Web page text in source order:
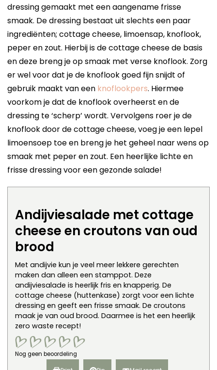
dressing gemaakt met een aangename frisse
smaak. De dressing bestaat uit slechts een paar
ingrediënten; cottage cheese, limoensap, knoflook,
peper en zout. Hierbij is de cottage cheese de basis
en deze breng je op smaak met verse knoflook. Zorg
er wel voor dat je de knoflook goed fijn snijdt of
gebruik maakt van een knoflookpers. Hiermee
voorkom je dat de knoflook overheerst en de
dressing te ‘scherp’ wordt. Vervolgens roer je de
knoflook door de cottage cheese, voeg je een lepel
limoensoep toe en breng je het geheel naar wens op
smaak met peper en zout. Een heerlijke lichte en
frisse dressing voor een gezonde salade!
Andijviesalade met cottage
cheese en croutons van oud
brood
Met andijvie kun je veel meer lekkere gerechten
maken dan alleen een stamppot. Deze
andijviesalade is heerlijk fris en knapperig. De
cottage cheese (huttenkase) zorgt voor een lichte
dressing en geeft een frisse smaak. De croutons
maak je van oud brood. Daarmee is het een heerlijk
zero waste recept!
Nog geen beoordeling